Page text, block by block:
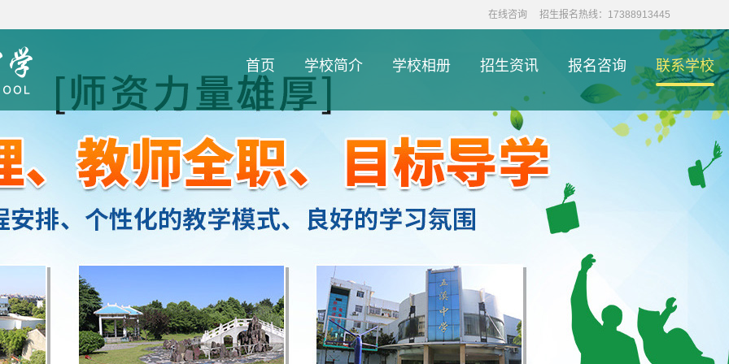
在线咨询 招生报名热线：17388913445
首页 学校简介 学校相册 招生资讯 报名咨询 联系学校